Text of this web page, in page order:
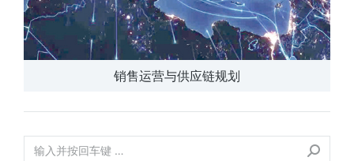
销售运营与供应链规划